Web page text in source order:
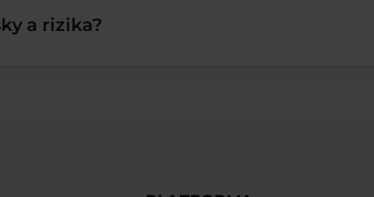
a rizika?